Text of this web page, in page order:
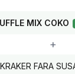
MIX COKO
+
FARA